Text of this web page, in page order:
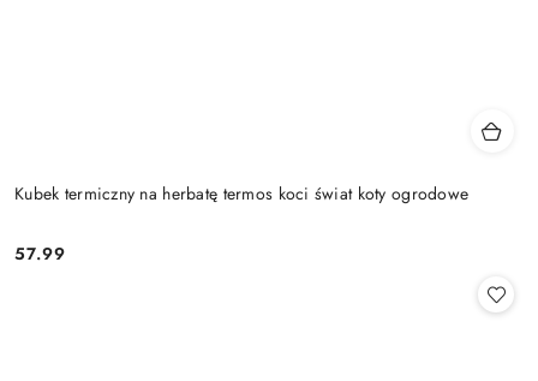
Kubek termiczny na herbatę termos koci świat koty ogrodowe
Cena:
57.99